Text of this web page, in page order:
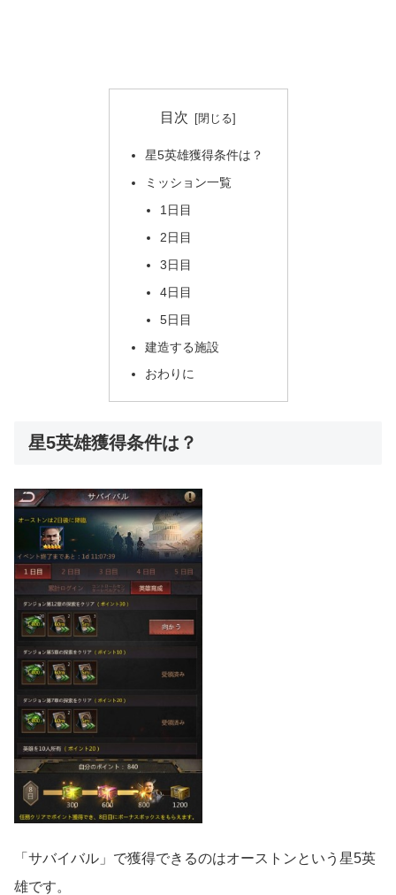
目次
星5英雄獲得条件は？
ミッション一覧
1日目
2日目
3日目
4日目
5日目
建造する施設
おわりに
星5英雄獲得条件は？
「サバイバル」で獲得できるのはオーストンという星5英
雄です。